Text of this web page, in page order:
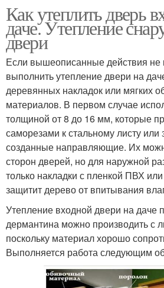
Как утеплить дверь
даче. Утепление
двери
Если вышеописанные действия не
выполнить утепление двери на
деревянных накладок или мягких
материалов. В первом случае
толщиной от 8 до 16 мм, которые
саморезами к стальному листу или
созданные направляющие. Их
сторон дверей, но для наружной
только накладки с пленкой ПВХ
защитит дерево от впитывания
Утепление входной двери на даче
дермантина можно производить с
поскольку материал хорошо
Выполняется работа следующим